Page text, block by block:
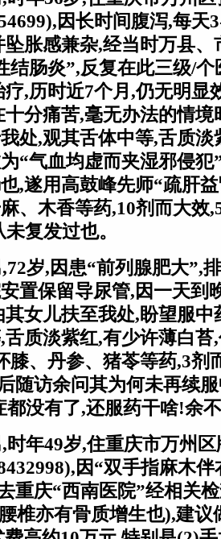
因长时间腹泻,每天
胀感兼杂,经当时万县
结肠炎”,反复在此三级/
,历时近7个月,仍无明显
分痛苦,毫无办法的情境
处,观其舌体中等,舌质淡
“气血均虚而夹湿邪侵犯
,遂用高鼓峰先师“疏肝
、木香等药,10剂而大效
复发过也。
岁,因患“前列腺肥大”,
置保留导尿管,因一天到
女儿扶至我处,盼望服
舌质淡紫红,有少许薄白苔
膝、丹参、猪苓等药,3剂
随访余问其为何未再续
都没有了,还服药干啥!余
时年49岁,住重庆市万州
因“双手指麻木
重庆“西南医院”经相关
椎亦有骨质增生也),建议